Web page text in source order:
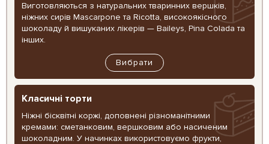
Виготовляються з натуральних тваринних вершків,
ніжних сирів Mascarpone та Ricotta, високоякісного
шоколаду й вишуканих лікерів — Baileys, Pina Colada та
інших.
Вибрати
Класичні торти
Ніжні бісквітні коржі, доповнені різноманітними
кремами: сметанковим, вершковим або насиченим
шоколадним. У начинках використовуємо фрукти,